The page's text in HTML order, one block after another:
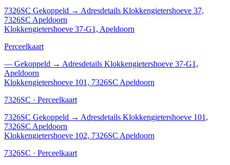
7326SC Gekoppeld → Adresdetails Klokkengietershoeve 37,
7326SC Apeldoorn
Klokkengietershoeve 37-G1, Apeldoorn
Perceelkaart
— Gekoppeld → Adresdetails Klokkengietershoeve 37-G1,
Apeldoorn
Klokkengietershoeve 101, 7326SC Apeldoorn
7326SC · Perceelkaart
7326SC Gekoppeld → Adresdetails Klokkengietershoeve 101,
7326SC Apeldoorn
Klokkengietershoeve 102, 7326SC Apeldoorn
7326SC · Perceelkaart